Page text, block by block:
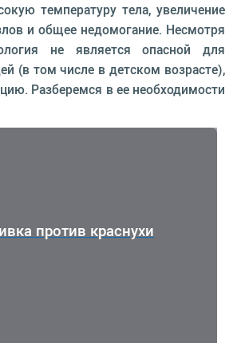
температуру тела, увеличение
и общее недомогание. Несмотря
не является опасной для
(в том числе в детском возрасте),
Разберемся в ее необходимости
против краснухи